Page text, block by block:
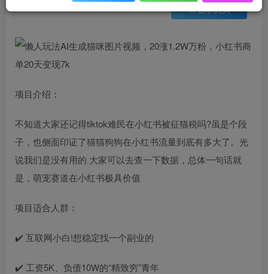
登录购买
项目介绍：
不知道大家还记得tiktok难民在小红书被征猫税吗?虽是个段
子，也侧面印证了猫猫狗狗在小红书流量到底有多大了。光
说我们是没有用的 大家可以去查一下数据，总体一句话就
是，萌宠赛道在小红书极具价值
项目适合人群：
✔️ 互联网小白!想稳定找一个副业的
✔️ 工资5K、负债10W的“精致穷”青年